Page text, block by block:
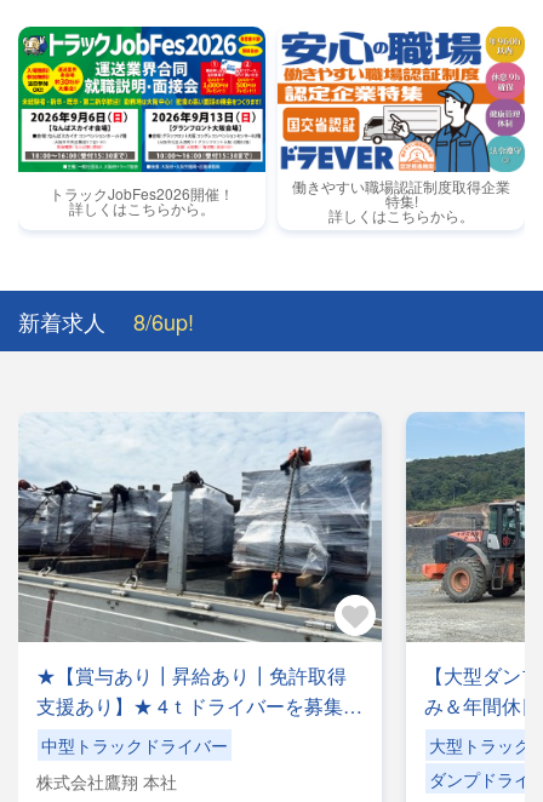
トラックJobFes2026開催！
詳しくはこちらから。
働きやすい職場認証制度取得企業
特集!
詳しくはこちらから。
新着求人 8/6up!
★【賞与あり┃昇給あり┃免許取得
支援あり】★ 4ｔドライバーを募集中
♪鋼材運搬等のフリー便のお仕事で
す！◎夜勤ナシ◎稼げる・プライベ
中型トラックドライバー
株式会社鷹翔 本社
【大型ダン
み＆年間休
充実！【手
シ】ショベ
大型トラック
ダンプドライ